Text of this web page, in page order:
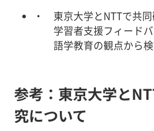
東京大学とNTTで共
学習者支援フィード
語学教育の観点から検
参考：東京大学と
究について